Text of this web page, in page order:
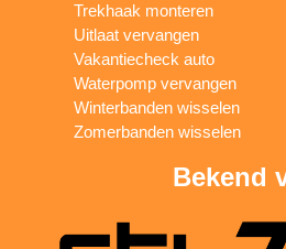
Trekhaak monteren
Uitlaat vervangen
Vakantiecheck auto
Waterpomp vervangen
Winterbanden wisselen
Zomerbanden wisselen
Bekend